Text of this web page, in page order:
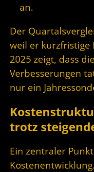
an.
Der
weil er kurzfristige
2025 zeigt, dass
Verbesserungen
nur ein
trotz
Ein zentraler